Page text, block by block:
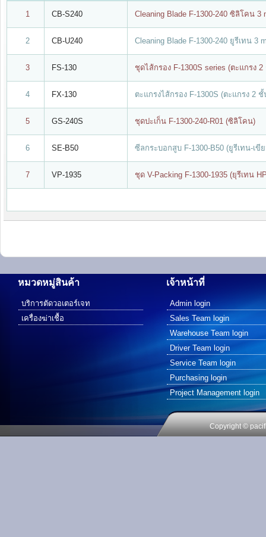
1 CB-S240 Cleaning Blade F-1300-240 ซิลิโคน 3
2 CB-U240 Cleaning Blade F-1300-240 ยูรีเทน 3
3 FS-130 ชุดไส้กรอง F-1300S series (ตะแกรง
4 FX-130 ตะแกรงไส้กรอง F-1300S (ตะแกรง 2 ชั้
5 GS-240S ชุดปะเก็น F-1300-240-R01 (ซิลิโคน)
6 SE-B50 ซีลกระบอกสูบ F-1300-B50 (ยูรีเทน-เขี
7 VP-1935 ชุด V-Packing F-1300-1935 (ยุรีเทน
หมวดหมู่สินค้า
บริการตัดวอเตอร์เจท
เครื่องฆ่าเชื้อ
เจ้าหน้าที่
Admin login
Sales Team login
Warehouse Team login
Driver Team login
Service Team login
Purchasing login
Project Management login
Copyright ©